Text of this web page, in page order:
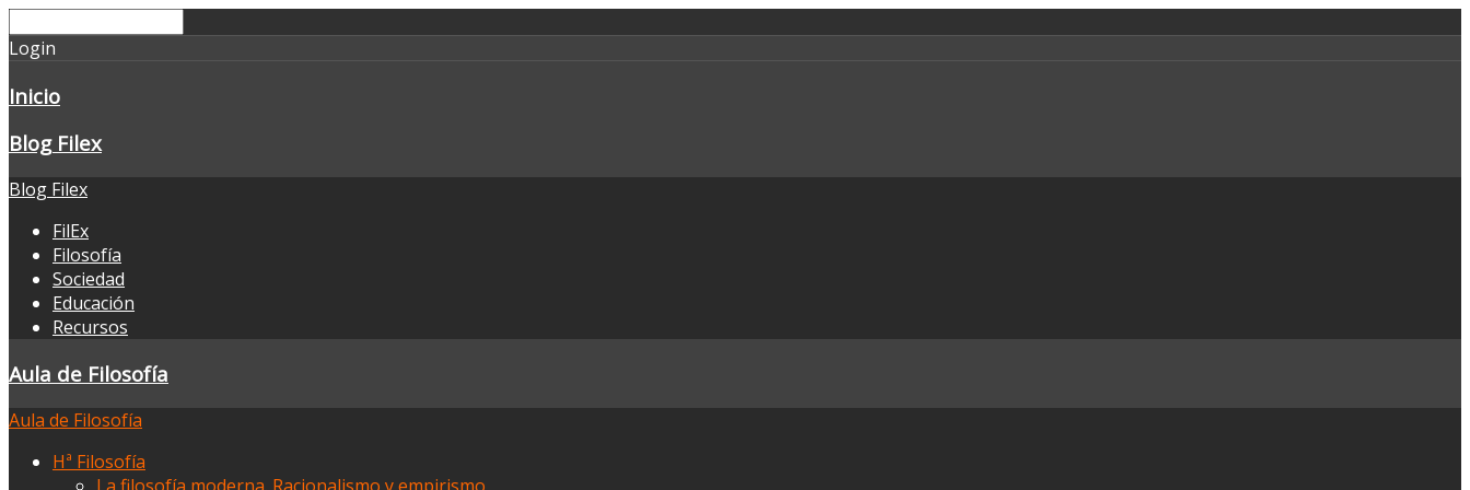
Login
Inicio
Blog Filex
Blog Filex
FilEx
Filosofía
Sociedad
Educación
Recursos
Aula de Filosofía
Aula de Filosofía
Hª Filosofía
La filosofía moderna. Racionalismo y empirismo